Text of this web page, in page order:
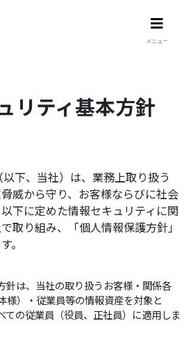
メニュー
リティ基本方針
下、当社）は、業務上取り扱う
威から守り、お客様ならびに社会
下に定めた情報セキュリティに関
取り組み、「個人情報保護方針」
。
針は、当社の取り扱うお客様・関係各
様）・従業員等の情報資産を対象と
ての従業員（役員、正社員）に適用しま